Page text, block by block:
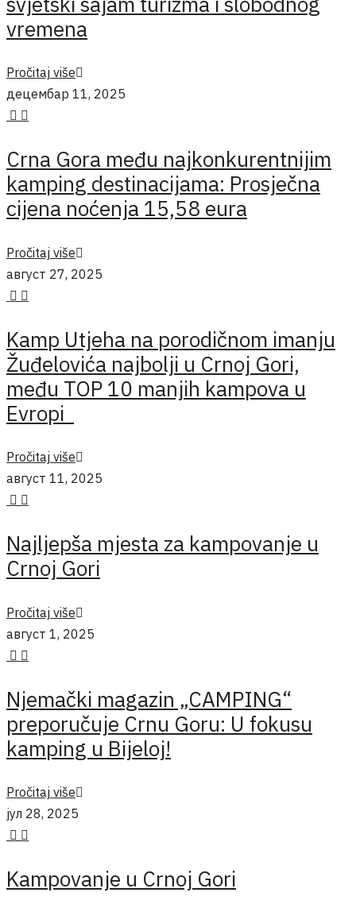
vremena
Pročitaj više
децембар 11, 2025
Crna Gora među najkonkurentnijim
kamping destinacijama: Prosječna
cijena noćenja 15,58 eura
Pročitaj više
август 27, 2025
Kamp Utjeha na porodičnom imanju
Žuđelovića najbolji u Crnoj Gori,
među TOP 10 manjih kampova u
Evropi
Pročitaj više
август 11, 2025
Najljepša mjesta za kampovanje u
Crnoj Gori
Pročitaj više
август 1, 2025
Njemački magazin „CAMPING“
preporučuje Crnu Goru: U fokusu
kamping u Bijeloj!
Pročitaj više
јул 28, 2025
Kampovanje u Crnoj Gori